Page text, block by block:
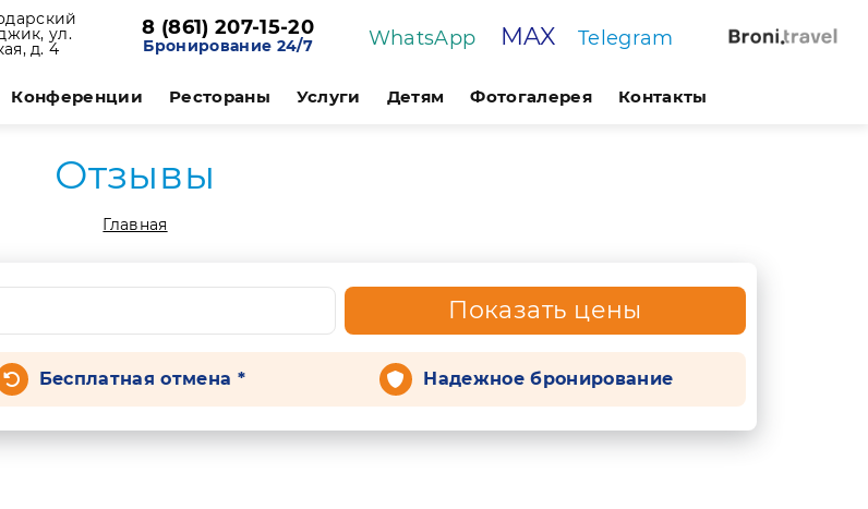
ул.
д. 4
8 (861) 207-15-20
Бронирование 24/7 WhatsApp MAX Telegram
Конференции Рестораны Услуги Детям Фотогалерея Контакты
Отзывы
Главная
Показать цены
Бесплатная отмена * Надежное бронирование